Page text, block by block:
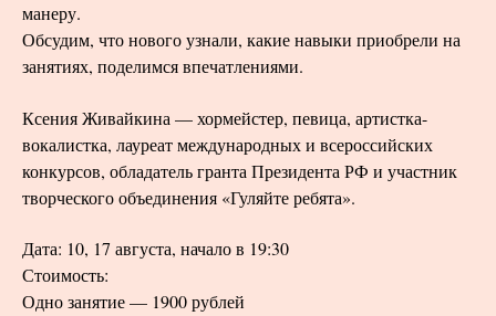
манеру.
Обсудим, что нового узнали, какие навыки приобрели на
занятиях, поделимся впечатлениями.
Ксения Живайкина — хормейстер, певица, артистка-
вокалистка, лауреат международных и всероссийских
конкурсов, обладатель гранта Президента РФ и участник
творческого объединения «Гуляйте ребята».
Дата: 10, 17 августа, начало в 19:30
Стоимость:
Одно занятие — 1900 рублей